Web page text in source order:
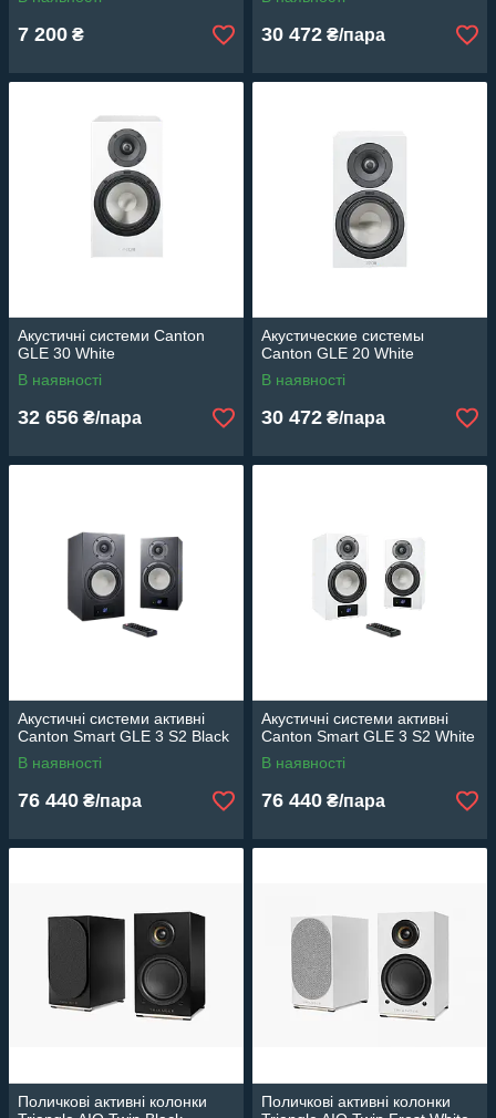
7 200 ₴ 30 472 ₴/пара
Акустичні системи Canton
GLE 30 White
В наявності
32 656 ₴/пара
Акустические системы
Canton GLE 20 White
В наявності
30 472 ₴/пара
Акустичні системи активні
Canton Smart GLE 3 S2 Black
В наявності
76 440 ₴/пара
Акустичні системи активні
Canton Smart GLE 3 S2 White
В наявності
76 440 ₴/пара
Поличкові активні колонки
Поличкові активні колонки